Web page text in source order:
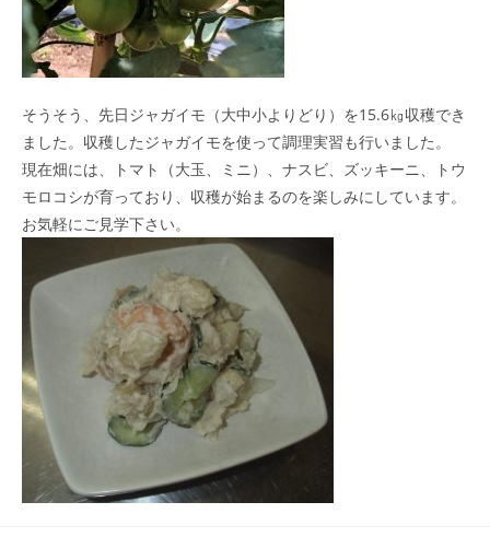
そうそう、先日ジャガイモ（大中小よりどり）を15.6㎏収穫でき
ました。収穫したジャガイモを使って調理実習も行いました。
現在畑には、トマト（大玉、ミニ）、ナスビ、ズッキーニ、トウ
モロコシが育っており、収穫が始まるのを楽しみにしています。
お気軽にご見学下さい。